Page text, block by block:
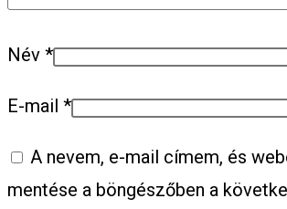
Név *
E-mail *
A nevem, e-mail címem, és
mentése a böngészőben a